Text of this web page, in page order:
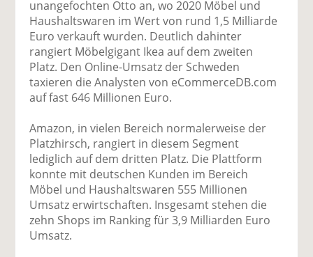
o
k
te
il
e
n
n
te
e
n
er
se
n
unangefochten Otto an, wo 2020 Möbel und
Haushaltswaren im Wert von rund 1,5 Milliarde
Euro verkauft wurden. Deutlich dahinter
rangiert Möbelgigant Ikea auf dem zweiten
Platz. Den Online-Umsatz der Schweden
taxieren die Analysten von eCommerceDB.com
auf fast 646 Millionen Euro.
Amazon, in vielen Bereich normalerweise der
Platzhirsch, rangiert in diesem Segment
lediglich auf dem dritten Platz. Die Plattform
konnte mit deutschen Kunden im Bereich
Möbel und Haushaltswaren 555 Millionen
Umsatz erwirtschaften. Insgesamt stehen die
zehn Shops im Ranking für 3,9 Milliarden Euro
Umsatz.